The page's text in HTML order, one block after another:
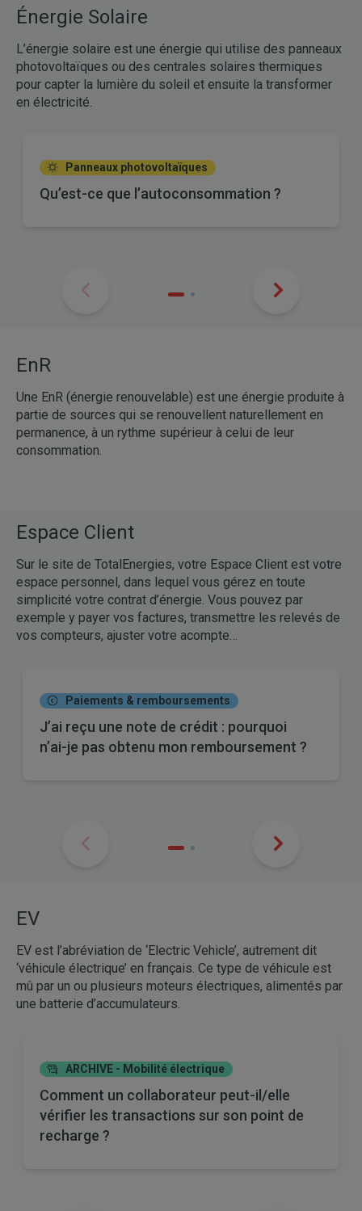
Énergie Solaire
L’énergie solaire est une énergie qui utilise des panneaux
photovoltaïques ou des centrales solaires thermiques
pour capter la lumière du soleil et ensuite la transformer
en électricité.
Panneaux photovoltaïques
Qu’est-ce que l’autoconsommation ?
EnR
Une EnR (énergie renouvelable) est une énergie produite à
partie de sources qui se renouvellent naturellement en
permanence, à un rythme supérieur à celui de leur
consommation.
Espace Client
Sur le site de TotalEnergies, votre Espace Client est votre
espace personnel, dans lequel vous gérez en toute
simplicité votre contrat d’énergie. Vous pouvez par
exemple y payer vos factures, transmettre les relevés de
vos compteurs, ajuster votre acompte…
Paiements & remboursements
J’ai reçu une note de crédit : pourquoi
n’ai-je pas obtenu mon remboursement ?
EV
EV est l’abréviation de ‘Electric Vehicle’, autrement dit
‘véhicule électrique’ en français. Ce type de véhicule est
mû par un ou plusieurs moteurs électriques, alimentés par
une batterie d’accumulateurs.
ARCHIVE - Mobilité électrique
Comment un collaborateur peut-il/elle
vérifier les transactions sur son point de
recharge ?